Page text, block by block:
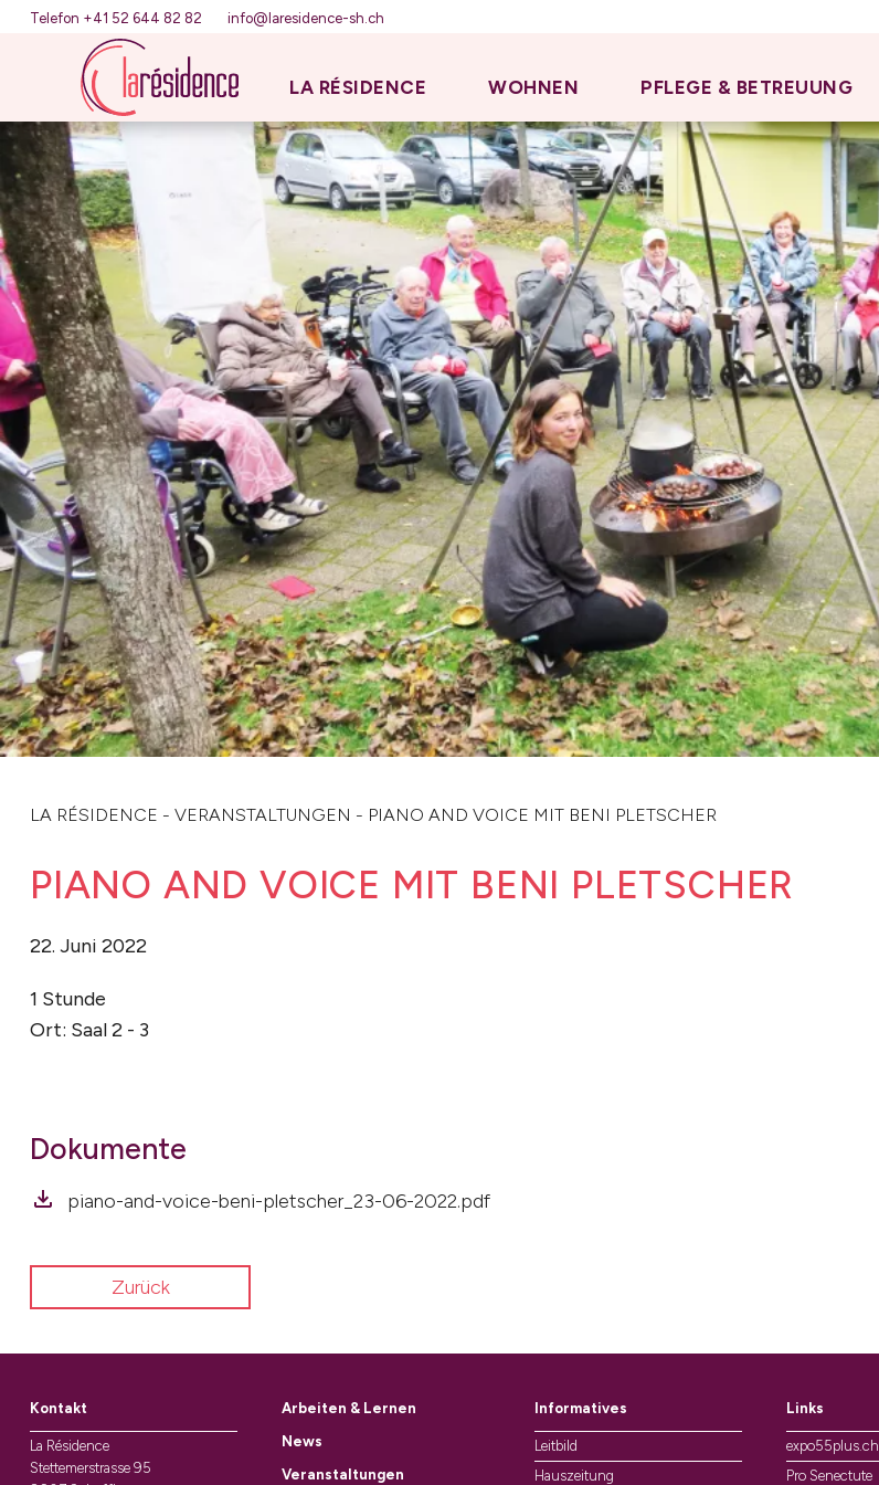
Telefon +41 52 644 82 82 info@laresidence-sh.ch
LA RÉSIDENCE WOHNEN PFLEGE & BETREUUNG
LA RÉSIDENCE - VERANSTALTUNGEN - PIANO AND VOICE MIT BENI PLETSCHER
PIANO AND VOICE MIT BENI PLETSCHER
22. Juni 2022
1 Stunde
Ort: Saal 2 - 3
Dokumente
piano-and-voice-beni-pletscher_23-06-2022.pdf
Zurück
Kontakt
La Résidence
Stettemerstrasse 95
Arbeiten & Lernen
News
Veranstaltungen
Informatives
Leitbild
Hauszeitung
Links
expo55plus.ch
Pro Senectute